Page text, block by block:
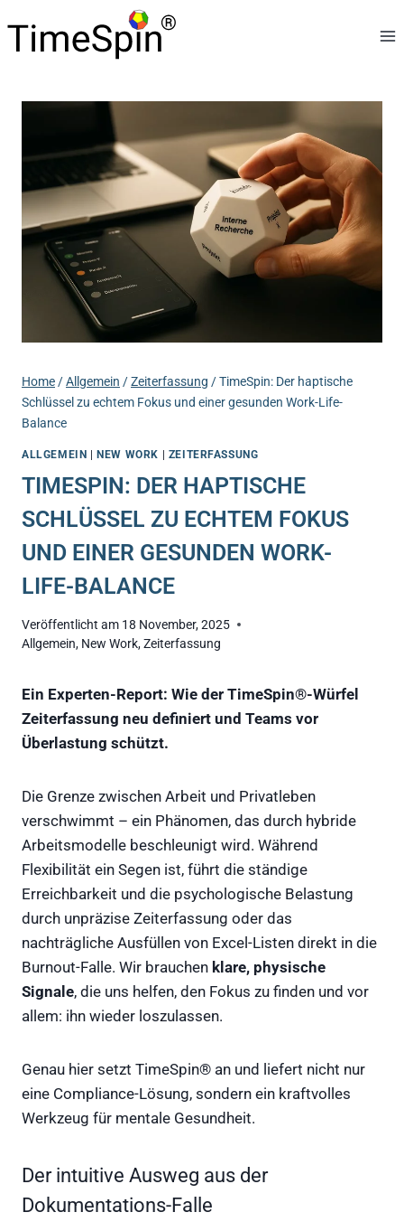
Home/Allgemein /Zeiterfassung /TimeSpin: Der haptische
Schlüssel zu echtem Fokus und einer gesunden Work-Life-
Balance
ALLGEMEIN NEW WORK ZEITERFASSUNG
TIMESPIN: DER HAPTISCHE
SCHLÜSSEL ZU ECHTEM FOKUS
UND EINER GESUNDEN WORK-
LIFE-BALANCE
Veröffentlicht am 18 November, 2025
Allgemein, New Work,Zeiterfassung
Ein Experten-Report: Wie der TimeSpin®-Würfel
Zeiterfassung neu definiert und Teams vor
Überlastung schützt.
Die Grenze zwischen Arbeit und Privatleben
verschwimmt – ein Phänomen, das durch hybride
Arbeitsmodelle beschleunigt wird. Während
Flexibilität ein Segen ist, führt die ständige
Erreichbarkeit und die psychologische Belastung
durch unpräzise Zeiterfassung oder das
nachträgliche Ausfüllen von Excel-Listen direkt in die
Burnout-Falle. Wir brauchen klare, physische
Signale, die uns helfen, den Fokus zu finden und vor
allem: ihn wieder loszulassen.
Genau hier setzt TimeSpin® an und liefert nicht nur
eine Compliance-Lösung, sondern ein kraftvolles
Werkzeug für mentale Gesundheit.
Der intuitive Ausweg aus der
Dokumentations-Falle